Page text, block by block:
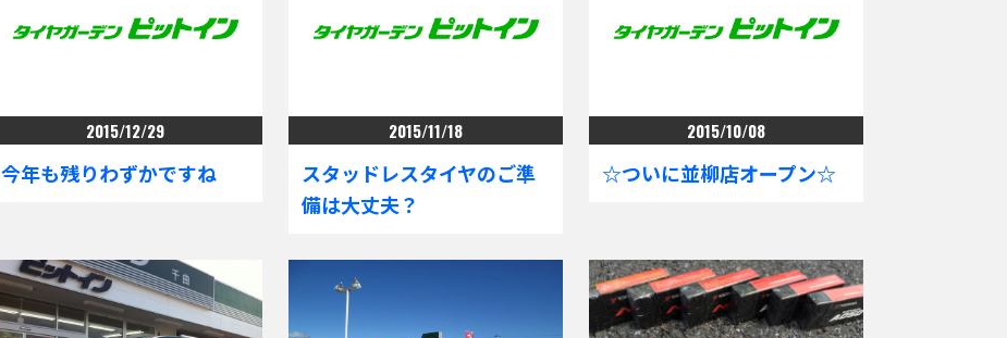
2015/12/29
今年も残りわずかですね
2015/11/18
スタッドレスタイヤのご準
備は大丈夫？
2015/10/08
☆ついに並柳店オープン☆